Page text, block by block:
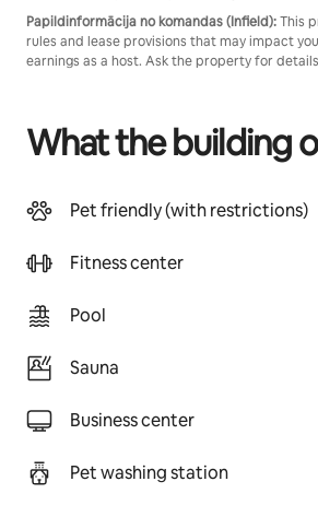
Papildinformācija no komandas (Infield):This
rules and lease provisions that may impact
earnings as a host. Ask the property for
What the building
Pet friendly (with restrictions)
Fitness center
Pool
Sauna
Business center
Pet washing station